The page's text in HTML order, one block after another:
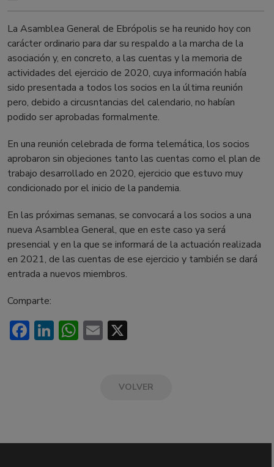
La Asamblea General de Ebrópolis se ha reunido hoy con
carácter ordinario para dar su respaldo a la marcha de la
asociación y, en concreto, a las cuentas y la memoria de
actividades del ejercicio de 2020, cuya información había
sido presentada a todos los socios en la última reunión
pero, debido a circusntancias del calendario, no habían
podido ser aprobadas formalmente.
En una reunión celebrada de forma telemática, los socios
aprobaron sin objeciones tanto las cuentas como el plan de
trabajo desarrollado en 2020, ejercicio que estuvo muy
condicionado por el inicio de la pandemia.
En las próximas semanas, se convocará a los socios a una
nueva Asamblea General, que en este caso ya será
presencial y en la que se informará de la actuación realizada
en 2021, de las cuentas de ese ejercicio y también se dará
entrada a nuevos miembros.
Comparte:
Facebook
LinkedIn
WhatsApp
Email
VOLVER